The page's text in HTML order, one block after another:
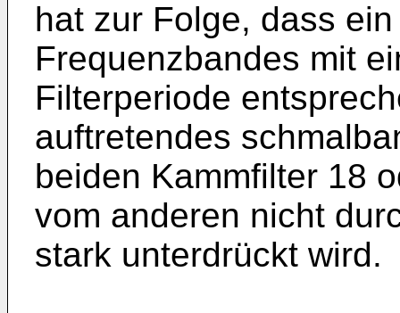
hat zur Folge, dass
Frequenzbandes mit
Filterperiode
auftretendes
beiden Kammfilter 18
vom anderen nicht
stark unterdrückt wird.